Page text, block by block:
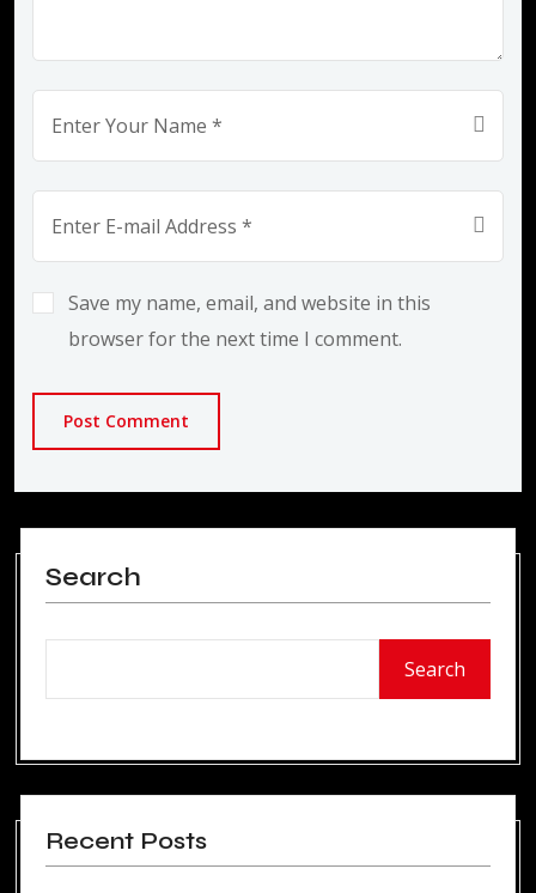
Save my name, email, and website in this
browser for the next time I comment.
Post Comment
Search
Search
Recent Posts